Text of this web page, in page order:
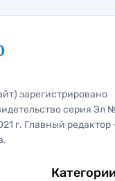
зарегистрировано
серия Эл
г. Главный